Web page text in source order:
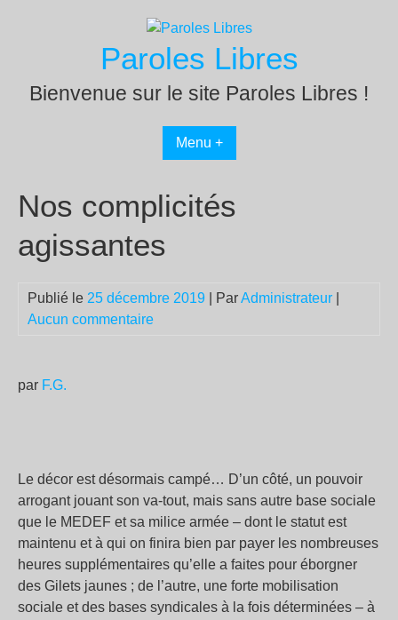
Paroles Libres
Bienvenue sur le site Paroles Libres !
Menu +
Nos complicités
agissantes
Publié le 25 décembre 2019 | ParAdministrateur
Aucun commentaire
par F.G.
Le décor est désormais campé… D’un côté, un pouvoir
arrogant jouant son va-tout, mais sans autre base sociale
que le MEDEF et sa milice armée – dont le statut est
maintenu et à qui on finira bien par payer les nombreuses
heures supplémentaires qu’elle a faites pour éborgner
des Gilets jaunes ; de l’autre, une forte mobilisation
sociale et des bases syndicales à la fois déterminées – à